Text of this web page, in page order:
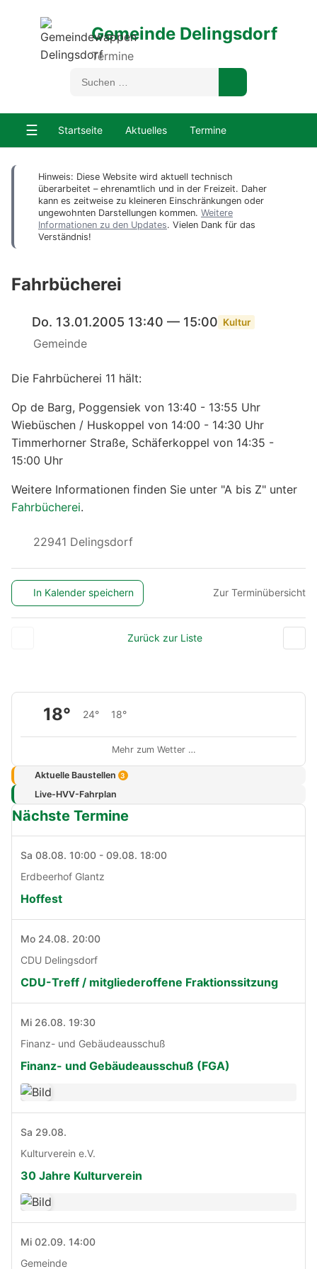
Gemeinde Delingsdorf
Termine
☰ Startseite Aktuelles Termine
Hinweis: Diese Website wird aktuell technisch
überarbeitet – ehrenamtlich und in der Freizeit. Daher
kann es zeitweise zu kleineren Einschränkungen oder
ungewohnten Darstellungen kommen. Weitere
Informationen zu den Updates. Vielen Dank für das
Verständnis!
Fahrbücherei
Do. 13.01.2005 13:40 — 15:00 Kultur
Gemeinde
Die Fahrbücherei 11 hält:
Op de Barg, Poggensiek von 13:40 - 13:55 Uhr
Wiebüschen / Huskoppel von 14:00 - 14:30 Uhr
Timmerhorner Straße, Schäferkoppel von 14:35 -
15:00 Uhr
Weitere Informationen finden Sie unter "A bis Z" unter
Fahrbücherei.
22941 Delingsdorf
In Kalender speichern Zur Terminübersicht
Zurück zur Liste
18° 24° 18°
Mehr zum Wetter …
Aktuelle Baustellen 3
Live-HVV-Fahrplan
Nächste Termine
Sa 08.08. 10:00 - 09.08. 18:00
Erdbeerhof Glantz
Hoffest
Mo 24.08. 20:00
CDU Delingsdorf
CDU-Treff / mitgliederoffene Fraktionssitzung
Mi 26.08. 19:30
Finanz- und Gebäudeausschuß
Finanz- und Gebäudeausschuß (FGA)
Sa 29.08.
Kulturverein e.V.
30 Jahre Kulturverein
Mi 02.09. 14:00
Gemeinde